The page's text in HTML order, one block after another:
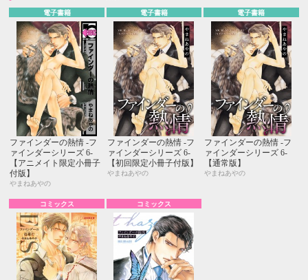
電子書籍
ファインダーの熱情 -フ
ァインダーシリーズ 6-
【アニメイト限定小冊子
付版】
やまねあやの
電子書籍
ファインダーの熱情 -フ
ァインダーシリーズ 6-
【初回限定小冊子付版】
やまねあやの
電子書籍
ファインダーの熱情 -フ
ァインダーシリーズ 6-
【通常版】
やまねあやの
コミックス コミックス